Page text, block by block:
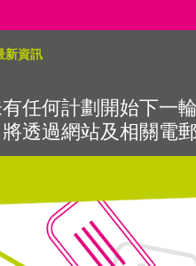
新資訊
任何計劃開始下一輪
透過網站及相關電郵